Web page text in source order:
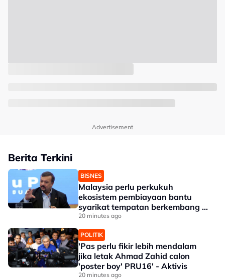
Advertisement
Berita Terkini
BISNES
Malaysia perlu perkukuh
ekosistem pembiayaan bantu
syarikat tempatan berkembang --
Amir Hamzah
20 minutes ago
POLITIK
'Pas perlu fikir lebih mendalam
jika letak Ahmad Zahid calon
'poster boy' PRU16' - Aktivis
20 minutes ago